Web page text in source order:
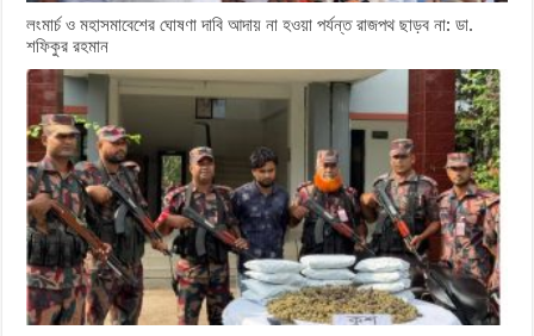
লংমার্চ ও মহাসমাবেশের ঘোষণা দাবি আদায় না হওয়া পর্যন্ত রাজপথ ছাড়ব না: ডা.
শফিকুর রহমান